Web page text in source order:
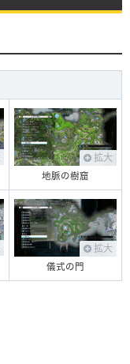
拡大
地脈の樹窟
拡大
儀式の門